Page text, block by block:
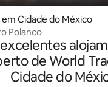
Cidade do México
Polanco
de World
Cidade do